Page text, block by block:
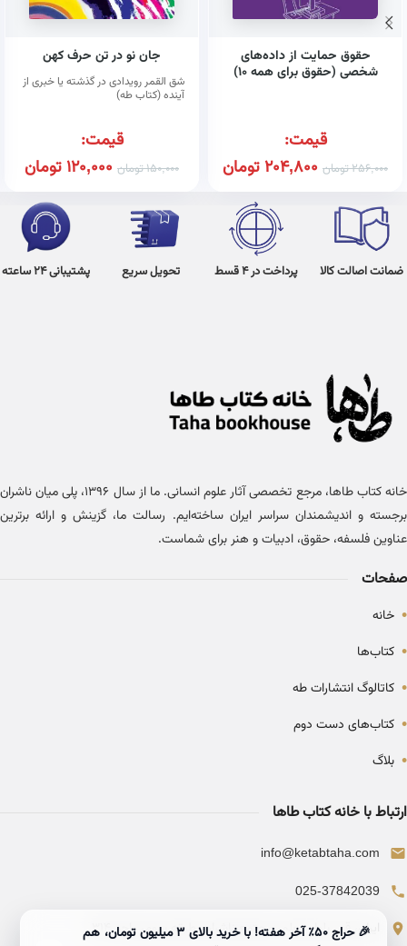
حقوق حمایت از داده‌های
شخصی (حقوق برای همه ۱۰)
قیمت:
256,000تومان 204,800تومان
جان نو در تن حرف کهن
شق القمر رویدادی در گذشته یا خبری از
آینده (کتاب طه)
قیمت:
150,000تومان 120,000تومان
ضمانت اصالت کالا پرداخت در 4 قسط تحویل سریع پشتیبانی 24 ساعته
خانه کتاب طاها، مرجع تخصصی آثار علوم انسانی. ما از سال ۱۳۹۶، پلی میان ناشران
برجسته و اندیشمندان سراسر ایران ساخته‌ایم. رسالت ما، گزینش و ارائه برترین
عناوین فلسفه، حقوق، ادبیات و هنر برای شماست.
صفحات
• خانه
• کتاب‌ها
• کاتالوگ انتشارات طه
• کتاب‌های دست دوم
• بلاگ
ارتباط با خانه کتاب طاها
info@ketabtaha.com
025-37842039
ایران، قم، بلوار معلم، مجتمع ناشران، طبقه سوم، واحد ۳۱۴
🎉 حراج ۵۰٪ آخر هفته! با خرید بالای 3 میلیون تومان، هم